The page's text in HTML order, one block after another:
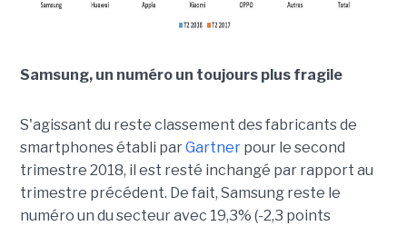
Samsung, un numéro un toujours plus fragile
S'agissant du reste classement des fabricants de
smartphones établi parGartnerpour le second
trimestre 2018, il est resté inchangé par rapport au
trimestre précédent. De fait, Samsung reste le
numéro un du secteur avec 19,3% (-2,3 points